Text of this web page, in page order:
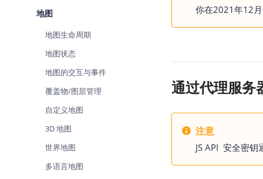
高
地图
地图生命周期
地图状态
地图的交互与事件
覆盖物/图层管理
自定义地图
3D 地图
世界地图
多语言地图
你在2021年12
通过代理服务
注意
JS API 安全密